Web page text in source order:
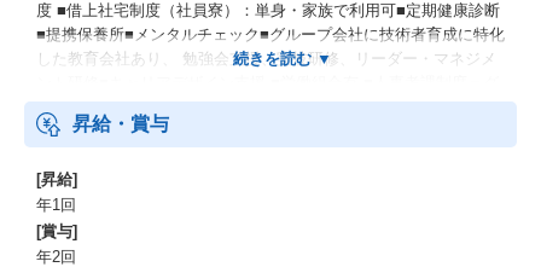
度 ■借上社宅制度（社員寮）：単身・家族で利用可■定期健康診断
■提携保養所■メンタルチェック■グループ会社に技術者育成に特化
した教育会社あり、 勉強会支援、実技研修、リーダー・マネジメ
レード制度・アカデミー制度
昇給・賞与
[昇給]
年1回
[賞与]
年2回